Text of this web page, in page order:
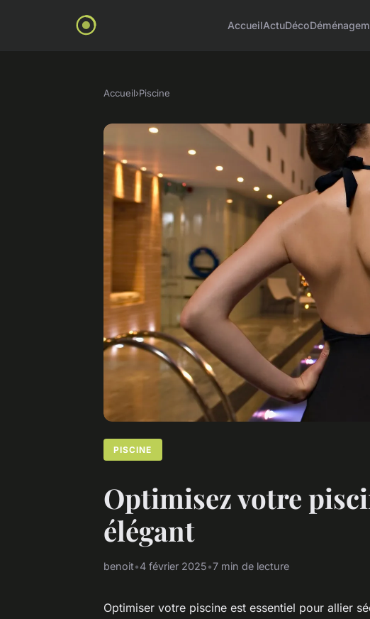
AccueilActuDéco
Accueil›Piscine
PISCINE
Optimisez votre
élégant
benoit•4 février 2025•7 min de lecture
Optimiser votre piscine est essentiel pour allier